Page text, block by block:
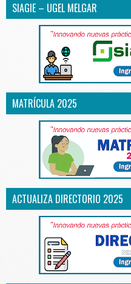
SIAGIE – UGEL MELGAR
MATRÍCULA 2025
ACTUALIZA DIRECTORIO 2025